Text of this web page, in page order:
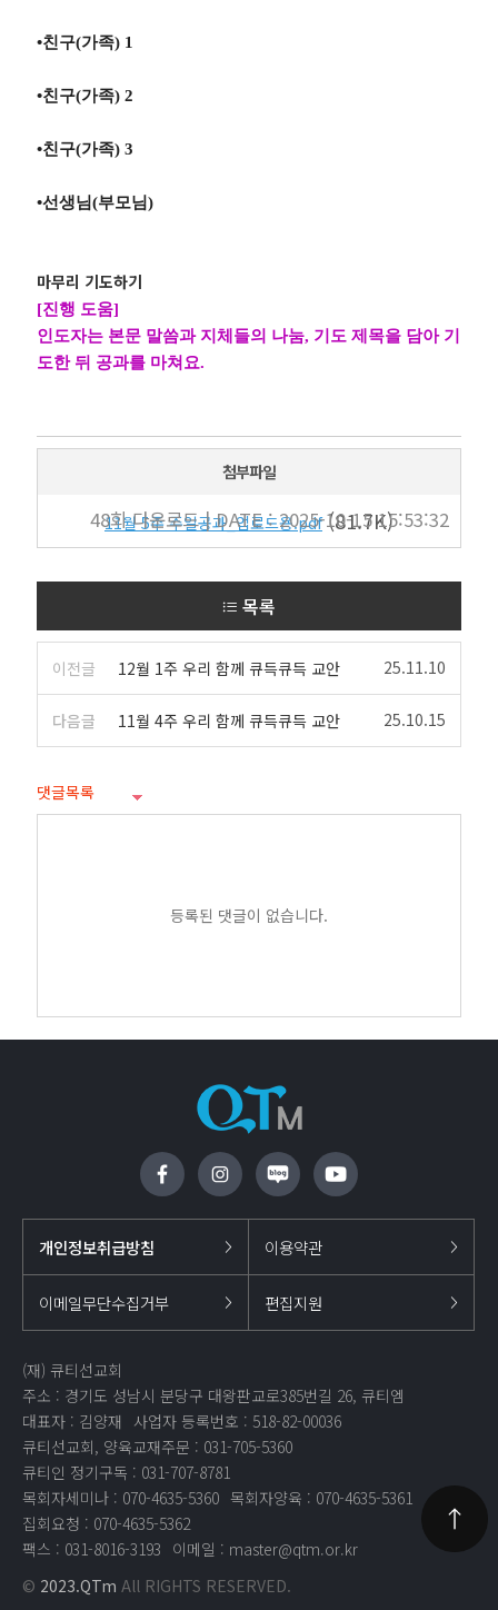
•친구(가족) 1
•친구(가족) 2
•친구(가족) 3
•선생님(부모님)
마무리 기도하기
[진행 도움]
인도자는 본문 말씀과 지체들의 나눔, 기도 제목을 담아 기
도한 뒤 공과를 마쳐요.
첨부파일
11월 5주 주일공과_업로드용.pdf(81.7K)
48회 다운로드 | DATE : 2025-10-15 15:53:32
목록
이전글 12월 1주 우리 함께 큐득큐득 교안 25.11.10
다음글 11월 4주 우리 함께 큐득큐득 교안 25.10.15
댓글목록
등록된 댓글이 없습니다.
개인정보취급방침 이용약관
이메일무단수집거부 편집지원
(재) 큐티선교회
주소 : 경기도 성남시 분당구 대왕판교로385번길 26, 큐티엠
대표자 : 김양재 사업자 등록번호 : 518-82-00036
큐티선교회, 양육교재주문 : 031-705-5360
큐티인 정기구독 : 031-707-8781
목회자세미나 : 070-4635-5360 목회자양육 : 070-4635-5361
집회요청 : 070-4635-5362
팩스 : 031-8016-3193 이메일 : master@qtm.or.kr
© 2023.QTm All RIGHTS RESERVED.